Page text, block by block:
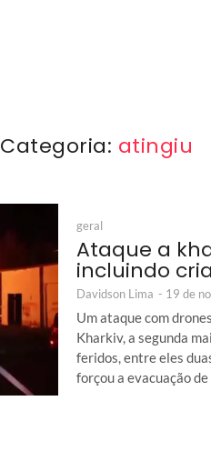
Categoria: atingiu
geral
Ataque a
incluindo
Davidson Lima - 19 de
Um ataque com
Kharkiv, a segunda
feridos, entre eles
forçou a evacuação